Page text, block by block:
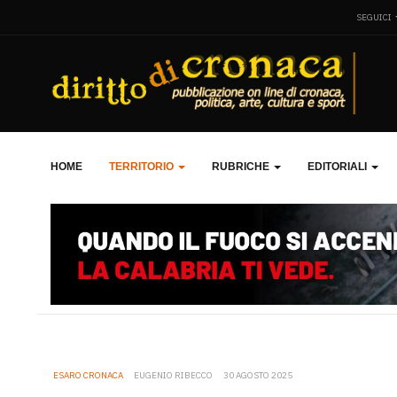
SEGUICI
HOME TERRITORIO RUBRICHE EDITORIALI
ESARO CRONACA EUGENIO RIBECCO 30 AGOSTO 2025